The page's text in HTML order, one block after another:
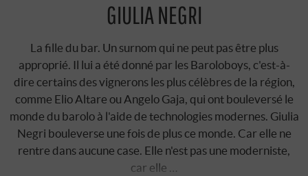
GIULIA NEGRI
La fille du bar. Un surnom qui ne peut pas être plus
approprié. Il lui a été donné par les Baroloboys, c'est-à-
dire certains des vignerons les plus célèbres de la région,
comme Elio Altare ou Angelo Gaja, qui ont bouleversé le
monde du barolo à l'aide de technologies modernes. Giulia
Negri bouleverse une fois de plus ce monde. Car elle ne
rentre dans aucune case. Elle n'est pas une moderniste,
car elle …